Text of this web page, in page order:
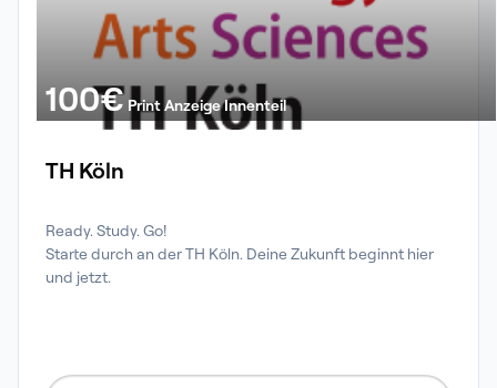
100€ Print Anzeige Innenteil
TH Köln
Ready. Study. Go!
Starte durch an der TH Köln. Deine Zukunft beginnt hier